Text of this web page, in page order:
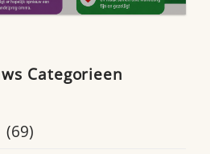
Categorieen
(69)